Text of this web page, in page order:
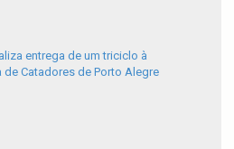
entrega de um triciclo à
de Catadores de Porto Alegre